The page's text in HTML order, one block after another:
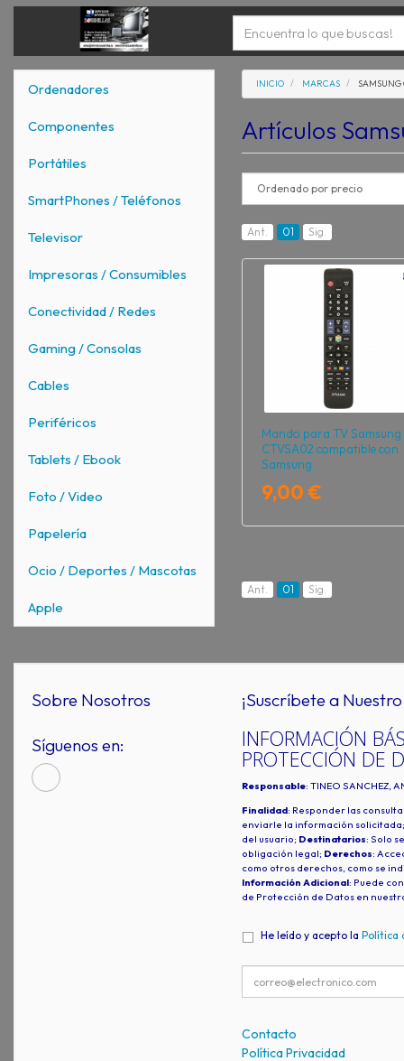
Ordenadores
Componentes
Portátiles
SmartPhones / Teléfonos
Televisor
Impresoras / Consumibles
Conectividad / Redes
Gaming / Consolas
Cables
Periféricos
Tablets / Ebook
Foto / Video
Papelería
Ocio / Deportes / Mascotas
Apple
INICIO MARCAS
Artículos
Ant. 01 Sig.
Mando para TV Samsung
CTVSA02 compatible con
Samsung
9,00 €
Ant. 01 Sig.
Sobre Nosotros
Síguenos en:
¡Suscríbete a
INFORMACIÓN
PROTECCIÓN DE
Responsable: TINEO SANCHEZ,
Finalidad: Responder las
enviarle la información
del usuario; Destinatarios: Solo
obligación legal; Derechos:
como otros derechos, como se
Información Adicional: Puede
de Protección de Datos en
He leído y acepto la Política
Contacto
Política Privacidad